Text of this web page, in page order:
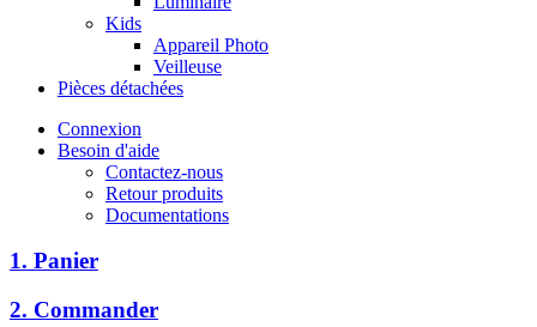
Kids
Appareil Photo
Veilleuse
Pièces détachées
Connexion
Besoin d'aide
Contactez-nous
Retour produits
Documentations
1. Panier
2. Commander